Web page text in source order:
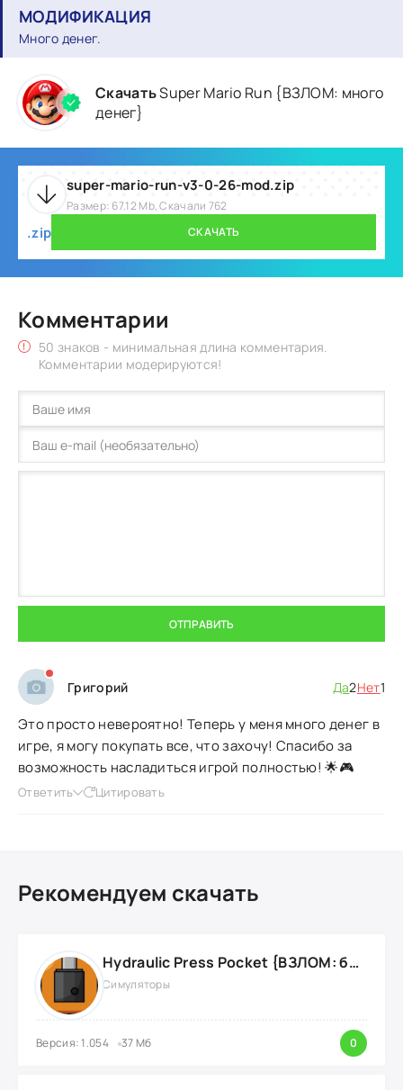
МОДИФИКАЦИЯ
Много денег.
СкачатьSuper Mario Run {ВЗЛОМ: много
денег}
super-mario-run-v3-0-26-mod.zip
Размер: 67.12 Mb, Скачали 762
.zip СКАЧАТЬ
Комментарии
50 знаков - минимальная длина комментария.
Комментарии модерируются!
ОТПРАВИТЬ
Григорий Да2Нет1
Это просто невероятно! Теперь у меня много денег в
игре, я могу покупать все, что захочу! Спасибо за
возможность насладиться игрой полностью! 🌟🎮
Ответить Цитировать
Рекомендуем скачать
Hydraulic Press Pocket {ВЗЛОМ: бесконечные деньги}
Симуляторы
Версия: 1.054 37 Мб 0